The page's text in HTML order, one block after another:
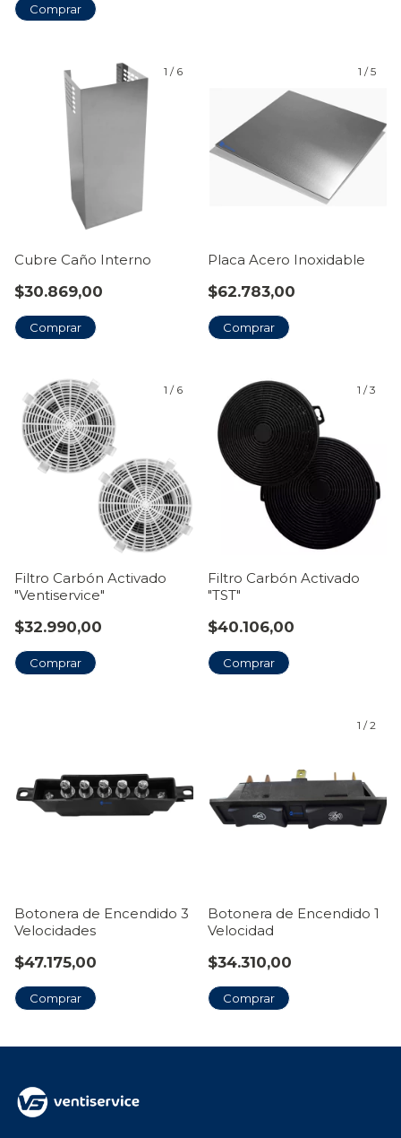
Comprar
1 / 6
Cubre Caño Interno
$30.869,00
Comprar
1 /5
Placa Acero Inoxidable
$62.783,00
Comprar
1 / 6
Filtro Carbón Activado
"Ventiservice"
$32.990,00
1 /3
Filtro Carbón Activado
"TST"
$40.106,00
Botonera de Encendido 3
Velocidades
$47.175,00
1 /2
Botonera de Encendido 1
Velocidad
$34.310,00